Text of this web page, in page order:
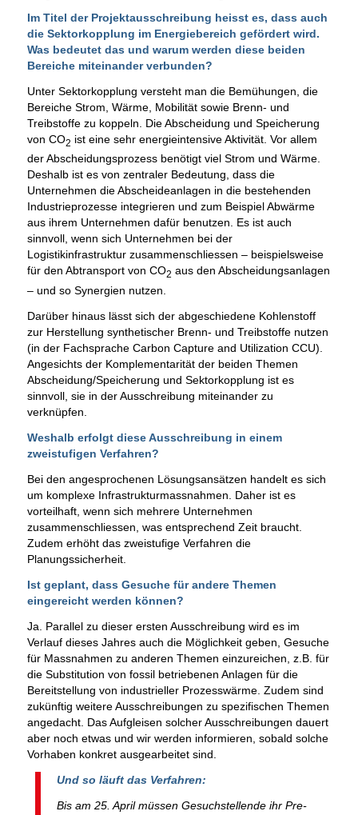
Im Titel der Projektausschreibung heisst es, dass auch
die Sektorkopplung im Energiebereich gefördert wird.
Was bedeutet das und warum werden diese beiden
Bereiche miteinander verbunden?
Unter Sektorkopplung versteht man die Bemühungen, die
Bereiche Strom, Wärme, Mobilität sowie Brenn- und
Treibstoffe zu koppeln. Die Abscheidung und Speicherung
von CO2 ist eine sehr energieintensive Aktivität. Vor allem
der Abscheidungsprozess benötigt viel Strom und Wärme.
Deshalb ist es von zentraler Bedeutung, dass die
Unternehmen die Abscheideanlagen in die bestehenden
Industrieprozesse integrieren und zum Beispiel Abwärme
aus ihrem Unternehmen dafür benutzen. Es ist auch
sinnvoll, wenn sich Unternehmen bei der
Logistikinfrastruktur zusammenschliessen – beispielsweise
für den Abtransport von CO2 aus den Abscheidungsanlagen
– und so Synergien nutzen.
Darüber hinaus lässt sich der abgeschiedene Kohlenstoff
zur Herstellung synthetischer Brenn- und Treibstoffe nutzen
(in der Fachsprache Carbon Capture and Utilization CCU).
Angesichts der Komplementarität der beiden Themen
Abscheidung/Speicherung und Sektorkopplung ist es
sinnvoll, sie in der Ausschreibung miteinander zu
verknüpfen.
Weshalb erfolgt diese Ausschreibung in einem
zweistufigen Verfahren?
Bei den angesprochenen Lösungsansätzen handelt es sich
um komplexe Infrastrukturmassnahmen. Daher ist es
vorteilhaft, wenn sich mehrere Unternehmen
zusammenschliessen, was entsprechend Zeit braucht.
Zudem erhöht das zweistufige Verfahren die
Planungssicherheit.
Ist geplant, dass Gesuche für andere Themen
eingereicht werden können?
Ja. Parallel zu dieser ersten Ausschreibung wird es im
Verlauf dieses Jahres auch die Möglichkeit geben, Gesuche
für Massnahmen zu anderen Themen einzureichen, z.B. für
die Substitution von fossil betriebenen Anlagen für die
Bereitstellung von industrieller Prozesswärme. Zudem sind
zukünftig weitere Ausschreibungen zu spezifischen Themen
angedacht. Das Aufgleisen solcher Ausschreibungen dauert
aber noch etwas und wir werden informieren, sobald solche
Vorhaben konkret ausgearbeitet sind.
Und so läuft das Verfahren:
Bis am 25. April müssen Gesuchstellende ihr Pre-